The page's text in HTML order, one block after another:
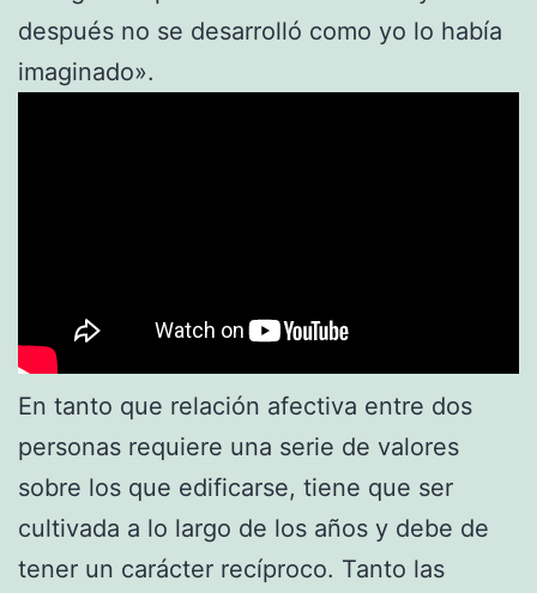
después no se desarrolló como yo lo había
imaginado».
En tanto que relación afectiva entre dos
personas requiere una serie de valores
sobre los que edificarse, tiene que ser
cultivada a lo largo de los años y debe de
tener un carácter recíproco. Tanto las